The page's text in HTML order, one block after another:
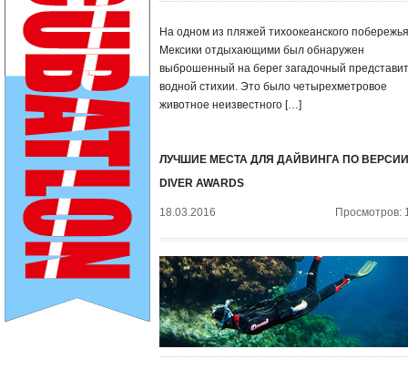
На одном из пляжей тихоокеанского побережья
Мексики отдыхающими был обнаружен
выброшенный на берег загадочный
водной стихии. Это было четырехметровое
животное неизвестного […]
ЛУЧШИЕ МЕСТА ДЛЯ ДАЙВИНГА ПО ВЕРСИИ
DIVER AWARDS
18.03.2016 Просмотров: